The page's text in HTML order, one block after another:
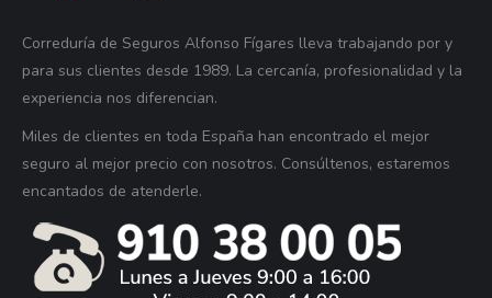
Correduría de Seguros Alfonso Fígares lleva trabajando por y
para sus clientes desde 1989. La cercanía, profesionalidad y la
experiencia nos diferencian.
Miles de clientes en toda España han encontrado el mejor
seguro al mejor precio con nosotros. Consúltenos, estaremos
encantados de atenderle.